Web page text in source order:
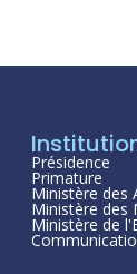
Présidence
Primature
Ministère des
Ministère des
Ministère de